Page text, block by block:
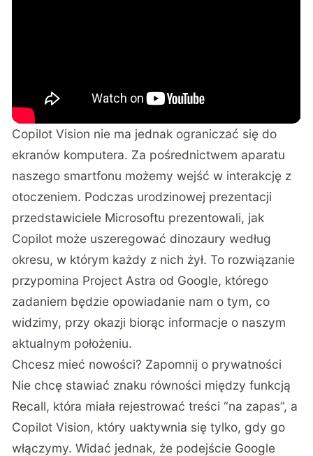
Copilot Vision nie ma jednak ograniczać się do
ekranów komputera. Za pośrednictwem aparatu
naszego smartfonu możemy wejść w interakcję z
otoczeniem. Podczas urodzinowej prezentacji
przedstawiciele Microsoftu prezentowali, jak
Copilot może uszeregować dinozaury według
okresu, w którym każdy z nich żył. To rozwiązanie
przypomina Project Astra od Google, którego
zadaniem będzie opowiadanie nam o tym, co
widzimy, przy okazji biorąc informacje o naszym
aktualnym położeniu.
Chcesz mieć nowości? Zapomnij o prywatności
Nie chcę stawiać znaku równości między funkcją
Recall, która miała rejestrować treści “na zapas”, a
Copilot Vision, który uaktywnia się tylko, gdy go
włączymy. Widać jednak, że podejście Google